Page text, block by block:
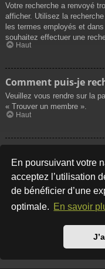
En poursuivant votre
acceptez l’utilisation
de bénéficier d’une
optimale. En savoir
Votre recherche a renvoyé
afficher. Utilisez la
les termes employés et
souhaitez effectuer une
Haut
Comment puis-je
Veuillez vous rendre sur la
« Trouver un membre ».
Haut
Comment puis-je
sujets ?
Vos propres messages
« Afficher vos messages »
soit en cliquant sur le lien «
sur la page de votre propre
« Raccourcis » situé sur la
recherche de vos propres
remplissez